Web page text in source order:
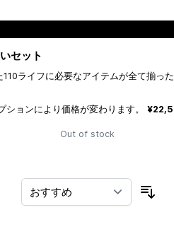
セット
ライフに必要なアイテムが全て揃っ
ションにより価格が変わります。
Out of stock